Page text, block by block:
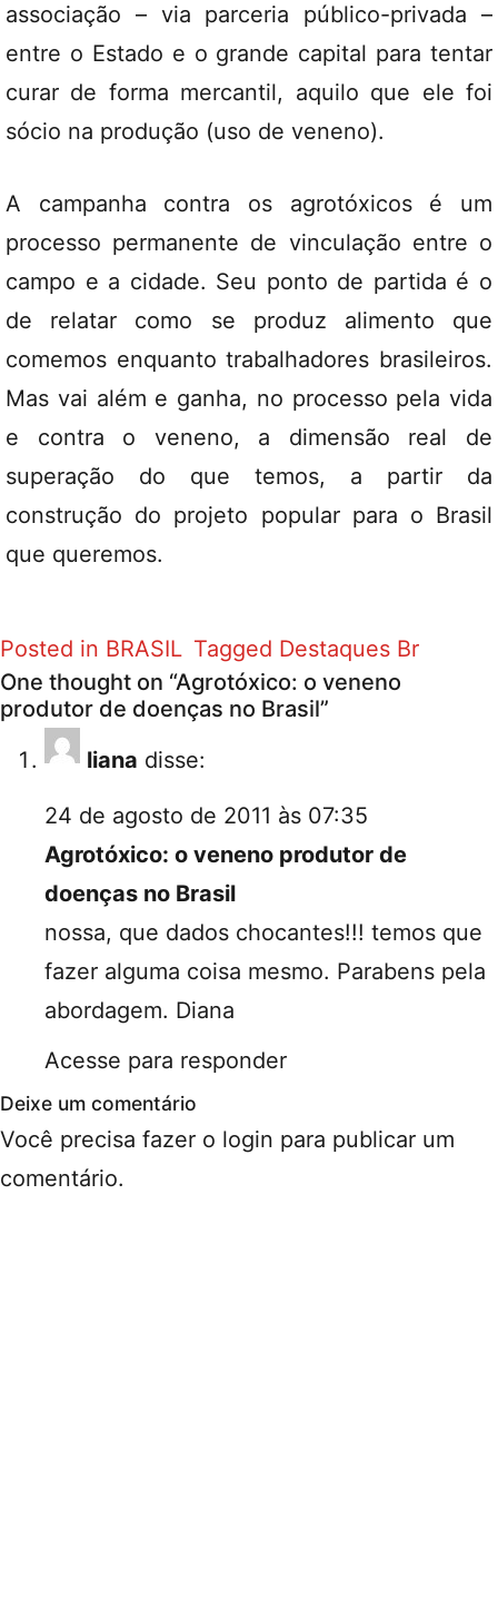
associação – via parceria público-privada –
entre o Estado e o grande capital para tentar
curar de forma mercantil, aquilo que ele foi
sócio na produção (uso de veneno).
A campanha contra os agrotóxicos é um
processo permanente de vinculação entre o
campo e a cidade. Seu ponto de partida é o
de relatar como se produz alimento que
comemos enquanto trabalhadores brasileiros.
Mas vai além e ganha, no processo pela vida
e contra o veneno, a dimensão real de
superação do que temos, a partir da
construção do projeto popular para o Brasil
que queremos.
Posted in BRASIL Tagged Destaques Br
One thought on “Agrotóxico: o veneno
produtor de doenças no Brasil”
liana disse:
24 de agosto de 2011 às 07:35
Agrotóxico: o veneno produtor de
doenças no Brasil
nossa, que dados chocantes!!! temos que
fazer alguma coisa mesmo. Parabens pela
abordagem. Diana
Acesse para responder
Deixe um comentário
Você precisa fazer o login para publicar um
comentário.